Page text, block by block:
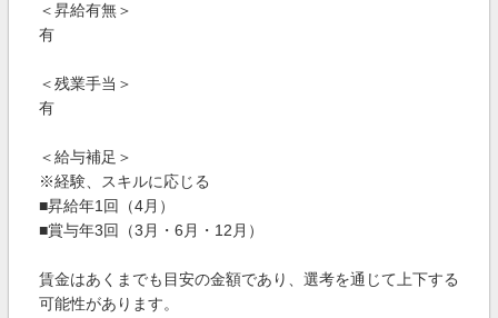
＜昇給有無＞
有
＜残業手当＞
有
＜給与補足＞
※経験、スキルに応じる
■昇給年1回（4月）
■賞与年3回（3月・6月・12月）
賃金はあくまでも目安の金額であり、選考を通じて上下する
可能性があります。